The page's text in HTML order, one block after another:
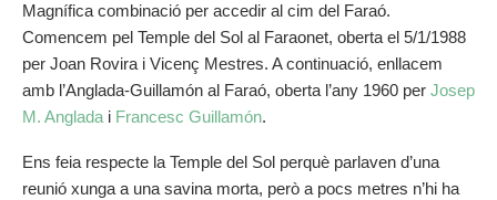
Magnífica combinació per accedir al cim del Faraó.
Comencem pel Temple del Sol al Faraonet, oberta el 5/1/1988
per Joan Rovira i Vicenç Mestres. A continuació, enllacem
amb l’Anglada-Guillamón al Faraó, oberta l’any 1960 per Josep
M. Anglada i Francesc Guillamón.
Ens feia respecte la Temple del Sol perquè parlaven d’una
reunió xunga a una savina morta, però a pocs metres n’hi ha